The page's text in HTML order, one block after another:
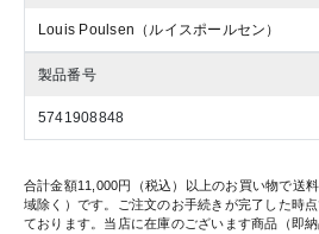
Louis Poulsen（ルイスポールセン）
製品番号
5741908848
合計金額11,000円（税込）以上のお買い物で送
域除く）です。ご注文のお手続きが完了した時
ております。当店に在庫のございます商品（即